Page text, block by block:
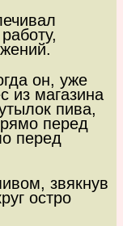
он, уже
из магазина
пива,
перед
перед
звякнув
остро